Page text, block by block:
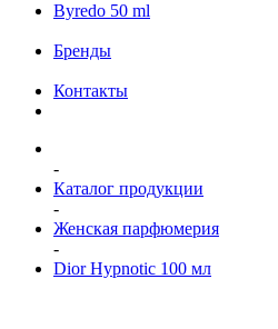
Byredo 50 ml
Бренды
Контакты
-
Каталог продукции
-
Женская парфюмерия
-
Dior Hypnotic 100 мл